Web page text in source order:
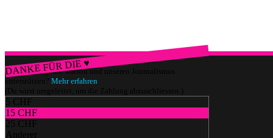
DANKE FÜR DIE ♥
Würdest du gerne watson und unseren Journalismus
unterstützen? Mehr erfahren
(Du wirst umgeleitet, um die Zahlung abzuschliessen.)
5 CHF
15 CHF
25 CHF
Anderer